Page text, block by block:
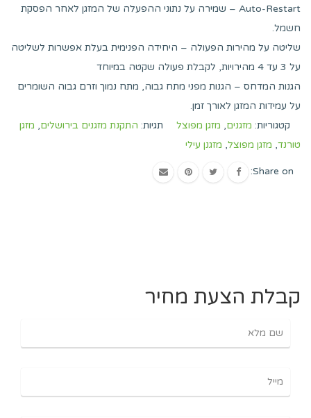
Auto-Restart – שמירה על נתוני ההפעלה של המזגן לאחר הפסקת
חשמל.
שליטה על מהירות הפעולה – היחידה הפנימית בעלת אפשרות לשליטה
על 3 עד 4 מהירויות, לקבלת פעולה שקטה במיוחד
הגנות המדחס – הגנות מפני מתח גבוה, מתח נמוך וזרם גבוה השומרים
על עמידות המזגן לאורך זמן.
קטגוריות: מזגנים, מזגן מפוצל תגיות: התקנת מזגנים בירושלים, מזגן
טורנד, מזגן מפוצל, מזגנן עילי
Share on:
קבלת הצעת מחיר